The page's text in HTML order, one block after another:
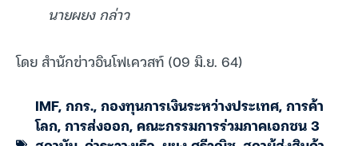
นายผยง กล่าว
โดย สำนักข่าวอินโฟเควสท์ (09 มิ.ย. 64)
IMF,กกร.,กองทุนการเงินระหว่างประเทศ,การค้า
โลก,การส่งออก,คณะกรรมการร่วมภาคเอกชน 3